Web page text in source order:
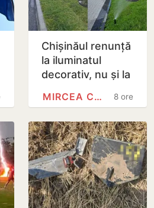
Chișinăul renunță
la iluminatul
decorativ, nu și la
Irigarea spațiilor8 ore
MIRCEA CEL BĂTRÂN